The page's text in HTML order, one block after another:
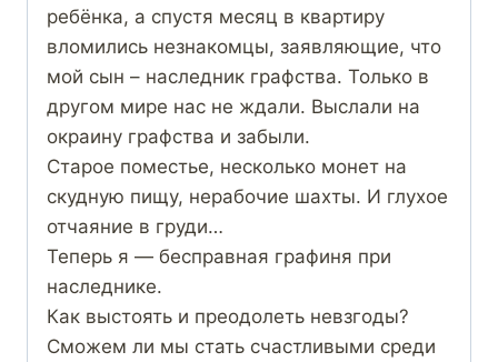
ребёнка, а спустя месяц в квартиру
вломились незнакомцы, заявляющие, что
мой сын – наследник графства. Только в
другом мире нас не ждали. Выслали на
окраину графства и забыли.
Старое поместье, несколько монет на
скудную пищу, нерабочие шахты. И глухое
отчаяние в груди…
Теперь я — бесправная графиня при
наследнике.
Как выстоять и преодолеть невзгоды?
Сможем ли мы стать счастливыми среди